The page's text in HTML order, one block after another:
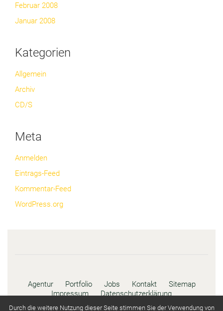
Februar 2008
Januar 2008
Kategorien
Allgemein
Archiv
CD/S
Meta
Anmelden
Eintrags-Feed
Kommentar-Feed
WordPress.org
Agentur Portfolio Jobs Kontakt
Sitemap
Impressum
Datenschutzerklärung
Durch die weitere Nutzung dieser Seite stimmen Sie der Verwendung von